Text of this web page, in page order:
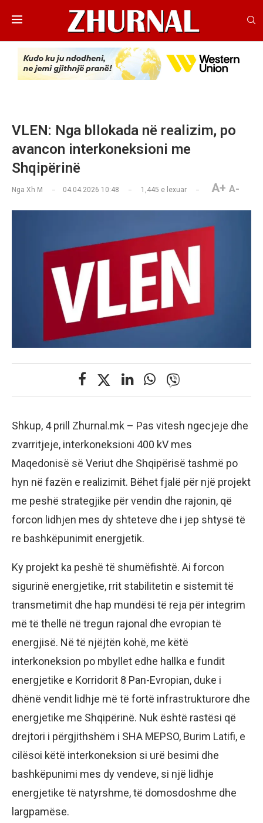
VLEN: Nga bllokada në realizim, po
avancon interkoneksioni me
Shqipërinë
Nga Xh M 04.04.2026 10:48 1,445 e lexuar A+ A-
Shkup, 4 prill Zhurnal.mk – Pas vitesh ngecjeje dhe
zvarritjeje, interkoneksioni 400 kV mes
Maqedonisë së Veriut dhe Shqipërisë tashmë po
hyn në fazën e realizimit. Bëhet fjalë për një projekt
me peshë strategjike për vendin dhe rajonin, që
forcon lidhjen mes dy shteteve dhe i jep shtysë të
re bashkëpunimit energjetik.
Ky projekt ka peshë të shumëfishtë. Ai forcon
sigurinë energjetike, rrit stabilitetin e sistemit të
transmetimit dhe hap mundësi të reja për integrim
më të thellë në tregun rajonal dhe evropian të
energjisë. Në të njëjtën kohë, me këtë
interkoneksion po mbyllet edhe hallka e fundit
energjetike e Korridorit 8 Pan-Evropian, duke i
dhënë vendit lidhje më të fortë infrastrukturore dhe
energjetike me Shqipërinë. Nuk është rastësi që
drejtori i përgjithshëm i SHA MEPSO, Burim Latifi, e
cilësoi këtë interkoneksion si urë besimi dhe
bashkëpunimi mes dy vendeve, si një lidhje
energjetike të natyrshme, të domosdoshme dhe
largpamëse.